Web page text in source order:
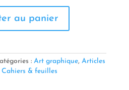
au panier
: Art graphique, Articles
Cahiers & feuilles